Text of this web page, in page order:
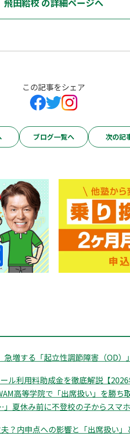
この記事をシェア
ブログ一覧へ 次の記
急増する「起立性調節障害（OD
ル利用料助成金を徹底解説【
高等学院で「出席扱い」を勝
夏休み前に不登校の子からスマ
？内申点への影響と「出席扱い